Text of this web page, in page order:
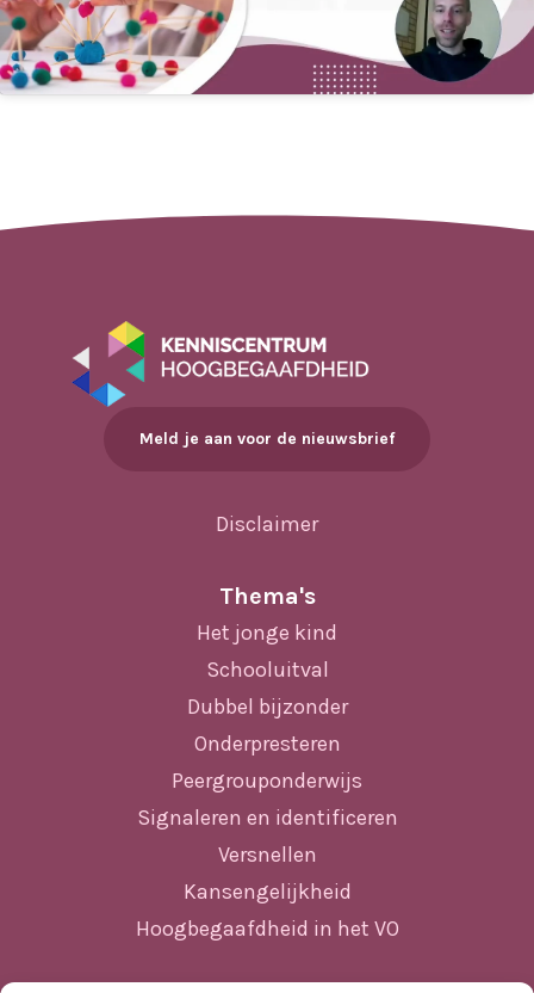
Meld je aan voor de nieuwsbrief
Disclaimer
Thema's
Het jonge kind
Schooluitval
Dubbel bijzonder
Onderpresteren
Peergrouponderwijs
Signaleren en identificeren
Versnellen
Kansengelijkheid
Hoogbegaafdheid in het VO